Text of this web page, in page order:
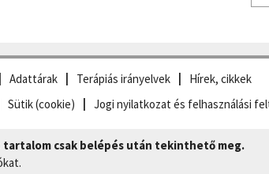
Adattárak Terápiás irányelvek
Hírek, cikkek
Sütik (cookie) Jogi nyilatkozat és felhasználási
csak belépés után tekinthető meg.